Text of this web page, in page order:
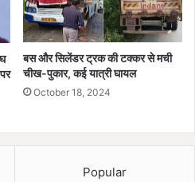
बस और सिलेंडर ट्रक की टक्कर से मची
चीख-पुकार, कई यात्री घायल
October 18, 2024
Popular